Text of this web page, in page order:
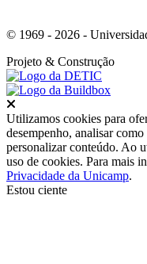
© 1969 - 2026 -
Projeto & Construção
Utilizamos cookies para
desempenho, analisar
personalizar conteúdo. Ao
uso de cookies. Para mais
Privacidade da Unicamp.
Estou ciente